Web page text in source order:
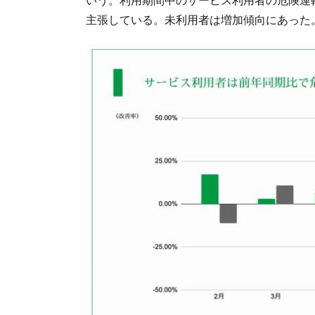
主張している。未利用者は増加傾向にあった